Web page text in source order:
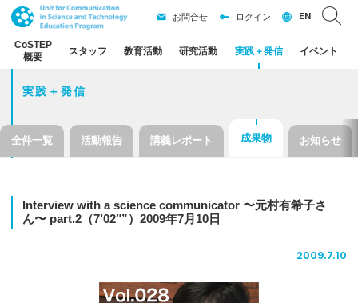
CoSTEP
概要
スタッフ 教育活動 研究活動 実践＋発信 イベント
お問合せ ログイン EN
実践＋発信
全件一覧 活動報告 講義レポート 成果物 お知らせ
Interview with a science communicator 〜元村有希子さ
ん〜 part.2 （7’02″”） 2009年7月 10 日
2009.7.10